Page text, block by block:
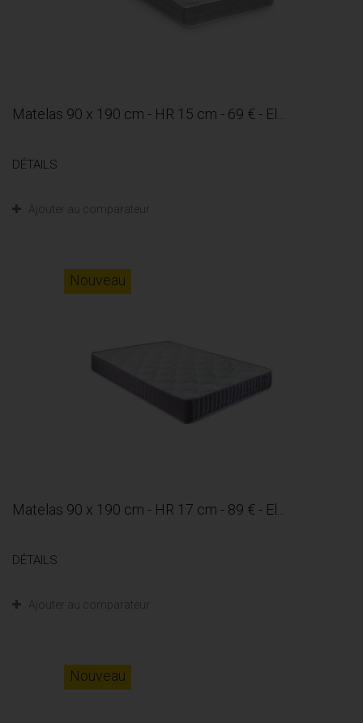
Matelas 90 x 190 cm - HR 15 cm - 69 € - El...
DÉTAILS
Ajouter au comparateur
Nouveau
Matelas 90 x 190 cm - HR 17 cm - 89 € - El...
DÉTAILS
Ajouter au comparateur
Nouveau